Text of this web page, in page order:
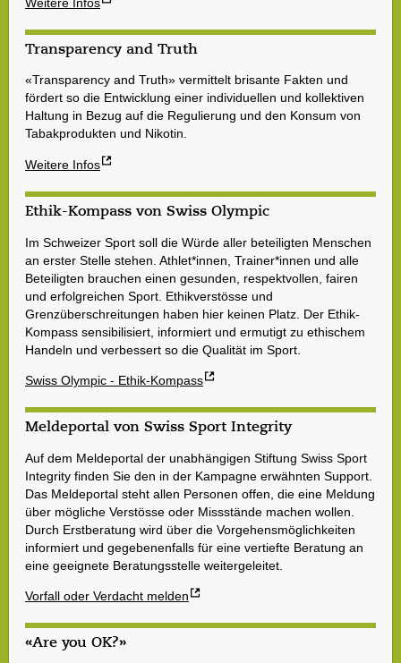
Transparency and Truth
«Transparency and Truth» vermittelt brisante Fakten und
fördert so die Entwicklung einer individuellen und kollektiven
Haltung in Bezug auf die Regulierung und den Konsum von
Tabakprodukten und Nikotin.
Weitere Infos
Ethik-Kompass von Swiss Olympic
Im Schweizer Sport soll die Würde aller beteiligten Menschen
an erster Stelle stehen. Athlet*innen, Trainer*innen und alle
Beteiligten brauchen einen gesunden, respektvollen, fairen
und erfolgreichen Sport. Ethikverstösse und
Grenzüberschreitungen haben hier keinen Platz. Der Ethik-
Kompass sensibilisiert, informiert und ermutigt zu ethischem
Handeln und verbessert so die Qualität im Sport.
Swiss Olympic - Ethik-Kompass
Meldeportal von Swiss Sport Integrity
Auf dem Meldeportal der unabhängigen Stiftung Swiss Sport
Integrity finden Sie den in der Kampagne erwähnten Support.
Das Meldeportal steht allen Personen offen, die eine Meldung
über mögliche Verstösse oder Missstände machen wollen.
Durch Erstberatung wird über die Vorgehensmöglichkeiten
informiert und gegebenenfalls für eine vertiefte Beratung an
eine geeignete Beratungsstelle weitergeleitet.
Vorfall oder Verdacht melden
«Are you OK?»